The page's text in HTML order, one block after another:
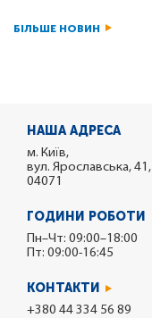
БІЛЬШЕ НОВИН
НАША АДРЕСА
м. Київ,
вул. Ярославська, 41,
04071
ГОДИНИ РОБОТИ
Пн–Чт: 09:00–18:00
Пт: 09:00-16:45
КОНТАКТИ
+380 44 334 56 89